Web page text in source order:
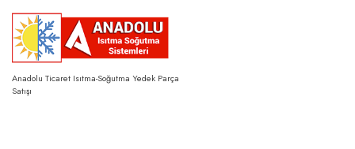
content
Anadolu Ticaret Isıtma-Soğutma Yedek Parça
Satışı